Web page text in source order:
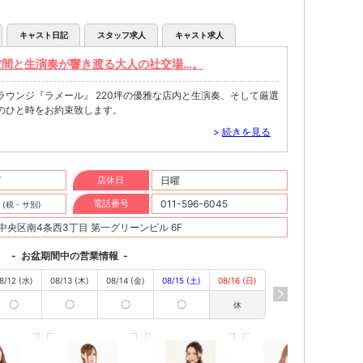
キャスト日記 スタッフ求人 キャスト求人
と生演奏が響き渡る大人の社交場…。
ウンジ『ラメール』 220坪の優雅な店内と生演奏、そして厳選
と時をお約束致します。
> 続きを見る
店休日
日曜
(税・サ別) 電話番号
011-596-6045
央区南4条西3丁目 第一グリーンビル 6F
- お盆期間中の営業情報 -
12 (水)
〇
08/13 (木)
〇
08/14 (金)
〇
08/15 (土)
〇
08/16 (日)
休